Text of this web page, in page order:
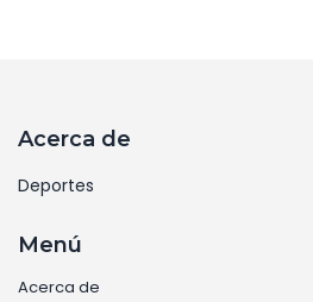
Acerca de
Deportes
Menú
Acerca de